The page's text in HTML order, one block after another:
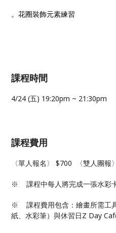
。花圈裝飾元素練習
課程時間
4/24 (五) 19:20pm ~ 21:30pm
課程費用
〈單人報名〉 $700 〈雙人團報
※ 課程中每人將完成一張水彩
※ 課程費用包含：繪畫所需工
紙、水彩筆）與休習日Z Day